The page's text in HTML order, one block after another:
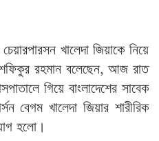
খালেদা জিয়াকে নিয়ে
রহমান বলেছেন, আজ রাত
গিয়ে বাংলাদেশের সাবেক
বেগম খালেদা জিয়ার শারীরিক
হলো।